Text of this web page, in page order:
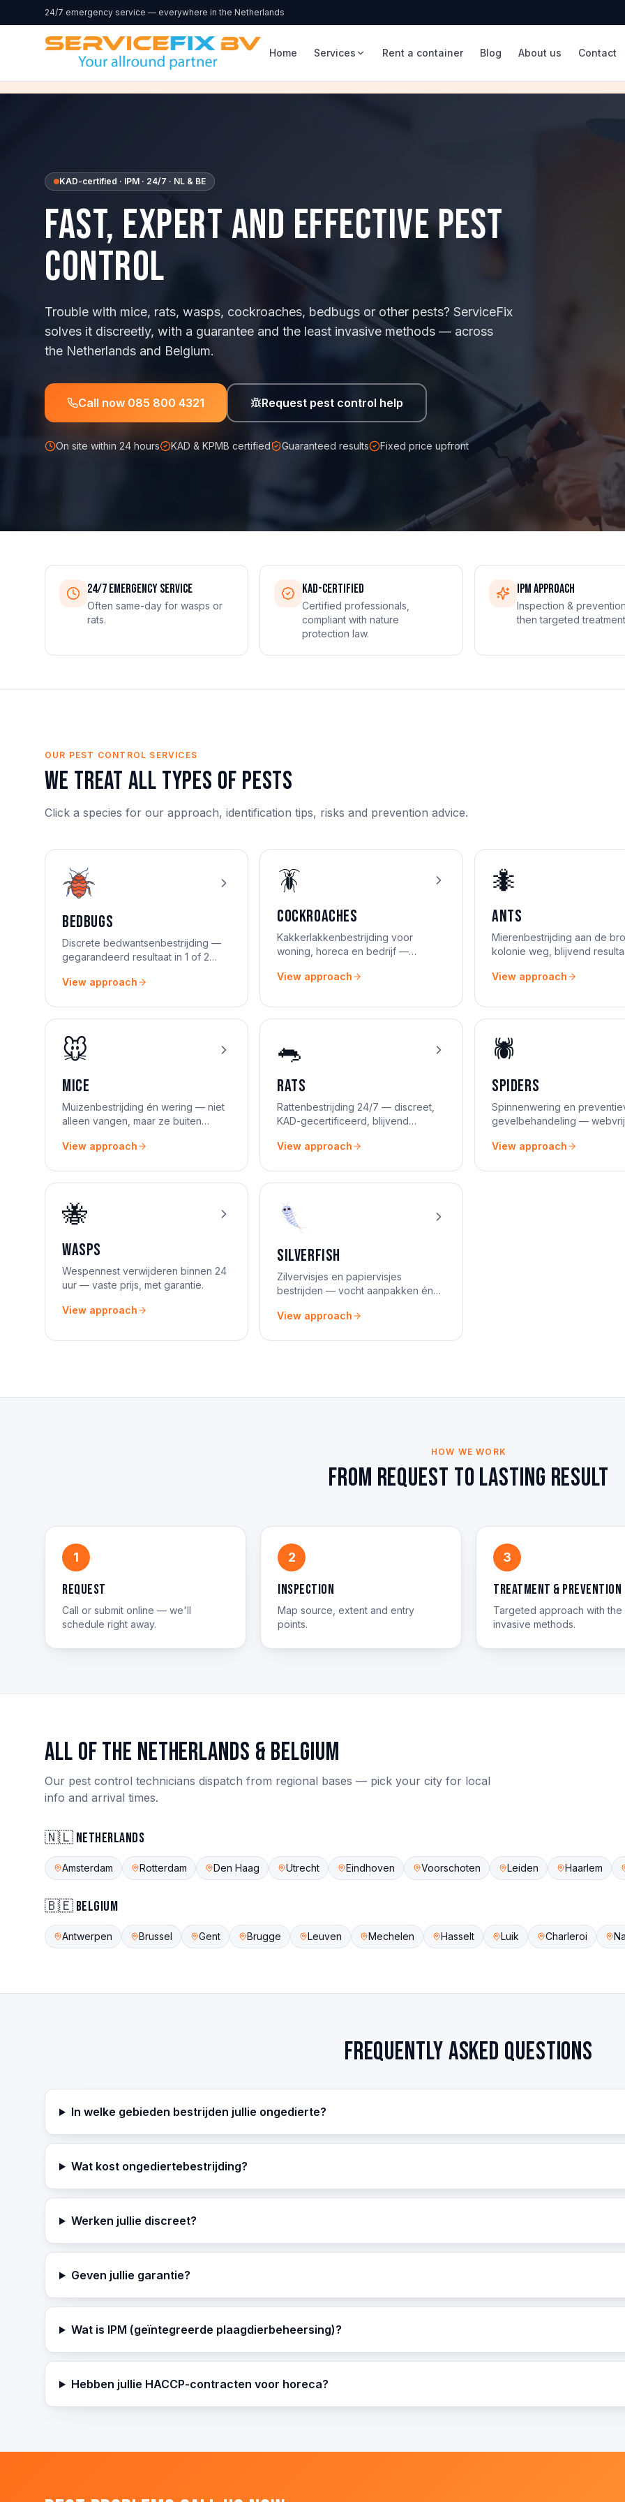
Skip to content24/7 emergency service — everywhere in the Netherlands
Home Services Rent a container Blog About us Contact
KAD-certified · IPM · 24/7 · NL & BE
Fast, expert and effective pest
control
Trouble with mice, rats, wasps, cockroaches, bedbugs or other pests? ServiceFix
solves it discreetly, with a guarantee and the least invasive methods — across
the Netherlands and Belgium.
Call now 085 800 4321 Request pest control help
On site within 24 hours KAD & KPMB certified Guaranteed results Fixed price upfront
24/7 emergency service
Often same-day for wasps or
rats.
KAD-certified
Certified professionals,
compliant with nature
protection law.
IPM approach
Inspection &
then targeted
OUR PEST CONTROL SERVICES
We treat all types of pests
Click a species for our approach, identification tips, risks and prevention advice.
Bedbugs
Discrete bedwantsenbestrijding —
gegarandeerd resultaat in 1 of 2
View approach
🪳
Cockroaches
Kakkerlakkenbestrijding voor
woning, horeca en bedrijf —
View approach
🐜
Ants
Mierenbestrijding aan de
kolonie weg, blijvend
View approach
🐭
Mice
Muizenbestrijding én wering — niet
alleen vangen, maar ze buiten
View approach
🐀
Rats
Rattenbestrijding 24/7 — discreet,
KAD-gecertificeerd, blijvend
View approach
🕷️
Spiders
Spinnenwering en
gevelbehandeling — webvrij
View approach
🐝
Wasps
Wespennest verwijderen binnen 24
uur — vaste prijs, met garantie.
View approach
Silverfish
Zilvervisjes en papiervisjes
bestrijden — vocht aanpakken én
View approach
HOW WE WORK
From request to lasting result
1
Request
Call or submit online — we'll
schedule right away.
2
Inspection
Map source, extent and entry
points.
3
Treatment & prevention
Targeted approach with the
invasive methods.
All of the Netherlands & Belgium
Our pest control technicians dispatch from regional bases — pick your city for local
info and arrival times.
🇳🇱 Netherlands
Amsterdam Rotterdam Den Haag Utrecht Eindhoven Voorschoten Leiden Haarlem
🇧🇪 Belgium
Antwerpen Brussel Gent Brugge Leuven Mechelen Hasselt Luik Charleroi
Frequently asked questions
In welke gebieden bestrijden jullie ongedierte?
Wat kost ongediertebestrijding?
Werken jullie discreet?
Geven jullie garantie?
Wat is IPM (geïntegreerde plaagdierbeheersing)?
Hebben jullie HACCP-contracten voor horeca?